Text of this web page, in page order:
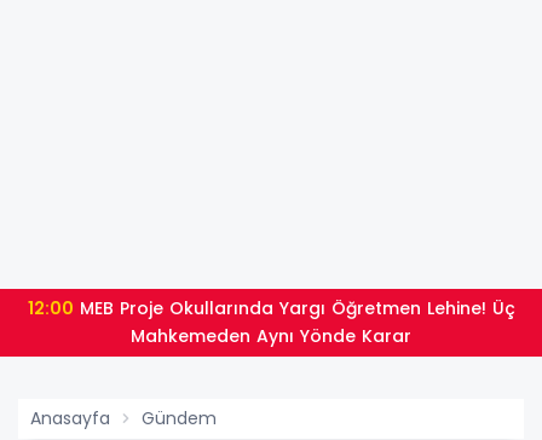
12:00
Mahkemeden Aynı Yönde Karar
Anasayfa Gündem